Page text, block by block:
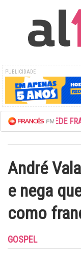
PUBLICIDADE
ESCUTE A REDE
André
e nega
como
GOSPEL